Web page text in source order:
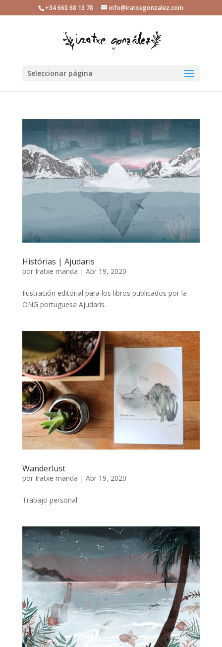
+34 660 68 13 78 info@iratxegonzalez.com
Seleccionar página
Histórias | Ajudaris
por Iratxe manda | Abr 19, 2020
Ilustración editorial para los libros publicados por la
ONG portuguesa Ajudaris.
Wanderlust
por Iratxe manda | Abr 19, 2020
Trabajo personal.